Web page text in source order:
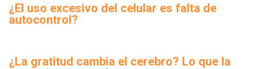
¿El uso excesivo del celular es falta de
autocontrol?
¿La gratitud cambia el cerebro? Lo que la